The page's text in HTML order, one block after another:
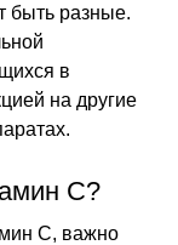
быть разные.
в
на другие
С?
С, важно